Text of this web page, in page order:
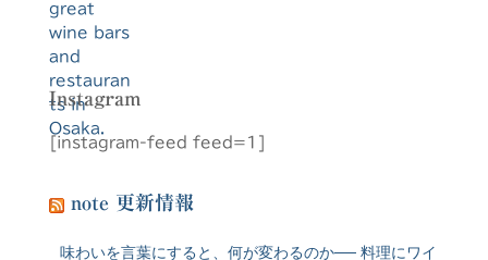
Instagram
[instagram-feed feed=1]
note 更新情報
味わいを言葉にすると、何が変わるのか── 料理にワイ